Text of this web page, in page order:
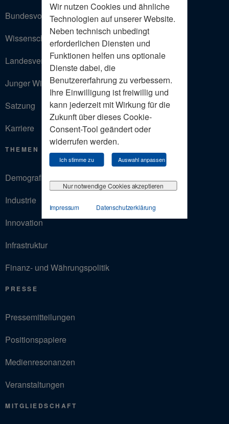
Wir nutzen Cookies und ähnliche
Technologien auf unserer Website.
Neben technisch unbedingt
erforderlichen Diensten und
Funktionen helfen uns optionale
Dienste dabei, die
Benutzererfahrung zu verbessern.
Ihre Einwilligung ist freiwillig und
kann jederzeit mit Wirkung für die
Zukunft über dieses Cookie-
Consent-Tool geändert oder
widerrufen werden.
Ich stimme zu Auswahl anpassen
Nur notwendige Cookies akzeptieren
Impressum Datenschutzerklärung
Bundesvorstand
Wissenschaftlicher Beirat
Landesverbände
Junger Wirtschaftsrat
Satzung
Karriere
THEMEN
Demografie
Industrie
Innovation
Infrastruktur
Finanz- und Währungspolitik
PRESSE
Pressemitteilungen
Positionspapiere
Medienresonanzen
Veranstaltungen
MITGLIEDSCHAFT